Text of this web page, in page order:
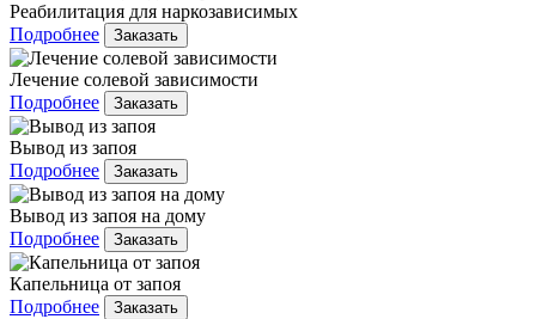
Реабилитация для наркозависимых
Подробнее
Заказать
Лечение солевой зависимости
Подробнее
Заказать
Вывод из запоя
Подробнее
Заказать
Вывод из запоя на дому
Подробнее
Заказать
Капельница от запоя
Подробнее
Заказать